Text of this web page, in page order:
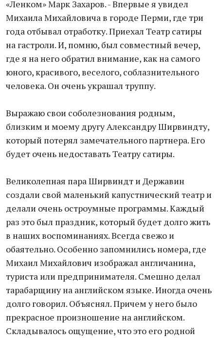
«Ленком» Марк Захаров. - Впервые я увидел
Михаила Михайловича в городе Перми, где три
года отбывал отработку. Приехал Театр сатиры
на гастроли. И, помню, был совместный вечер,
где я на него обратил внимание, как на самого
юного, красивого, веселого, соблазнительного
человека. Он очень украшал труппу.
Выражаю свои соболезнования родным,
близким и моему другу Александру Ширвиндту,
который потерял замечательного партнера. Его
будет очень недоставать Театру сатиры.
Великолепная пара Ширвиндт и Державин
создали свой маленький капустнический театр и
делали очень остроумные программы. Каждый
раз это был праздник, который будет долго жить
в наших воспоминаниях. Всегда свежо и
обаятельно. Особенно запомнились номера, где
Михаил Михайлович изображал англичанина,
туриста или предпринимателя. Смешно делал
тарабарщину на английском языке. Иногда очень
долго говорил. Объяснял. Причем у него было
прекрасное произношение на английском.
Складывалось ощущение, что это его родной